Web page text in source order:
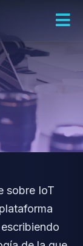
sobre IoT